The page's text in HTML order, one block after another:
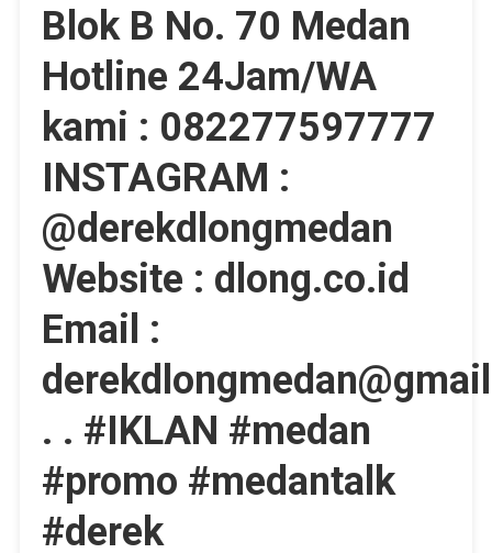
Blok B No. 70 Medan
Hotline 24Jam/WA
kami : 082277597777
INSTAGRAM :
@derekdlongmedan
Website : dlong.co.id
Email :
. . #IKLAN #medan
#promo #medantalk
#derek